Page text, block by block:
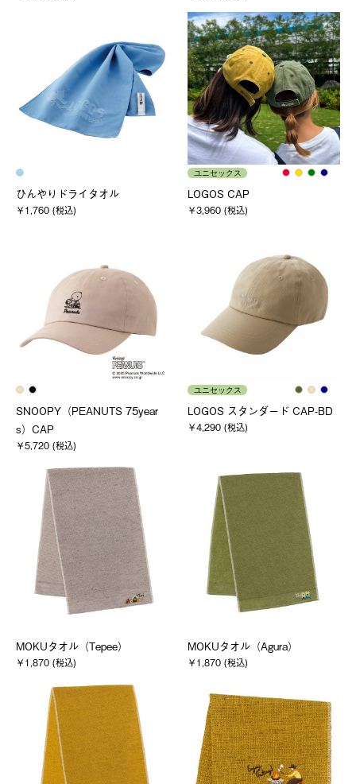
ひんやりドライタオル
￥1,760 (税込)
ユニセックス
LOGOS CAP
￥3,960 (税込)
SNOOPY（PEANUTS 75year
s）CAP
￥5,720 (税込)
ユニセックス
LOGOS スタンダード CAP-BD
￥4,290 (税込)
MOKUタオル（Tepee）
￥1,870 (税込)
MOKUタオル（Agura）
￥1,870 (税込)